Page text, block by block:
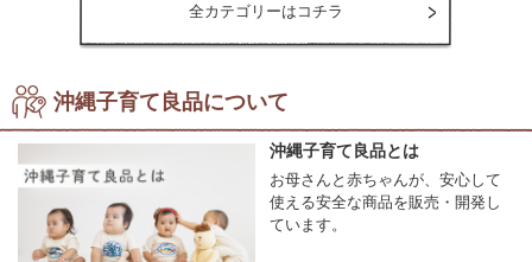
全カテゴリーはコチラ
沖縄子育て良品について
沖縄子育て良品とは
お母さんと赤ちゃんが、安心して
使える安全な商品を販売・開発し
ています。